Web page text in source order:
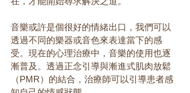
音樂或許是個很好的情緒出口，我們可以
透過不同的樂器或音色來表達當下的感
受。現在的心理治療中，音樂的使用也逐
漸普及。透過正念引導與漸進式肌肉放鬆
（PMR）的結合，治療師可以引導患者感